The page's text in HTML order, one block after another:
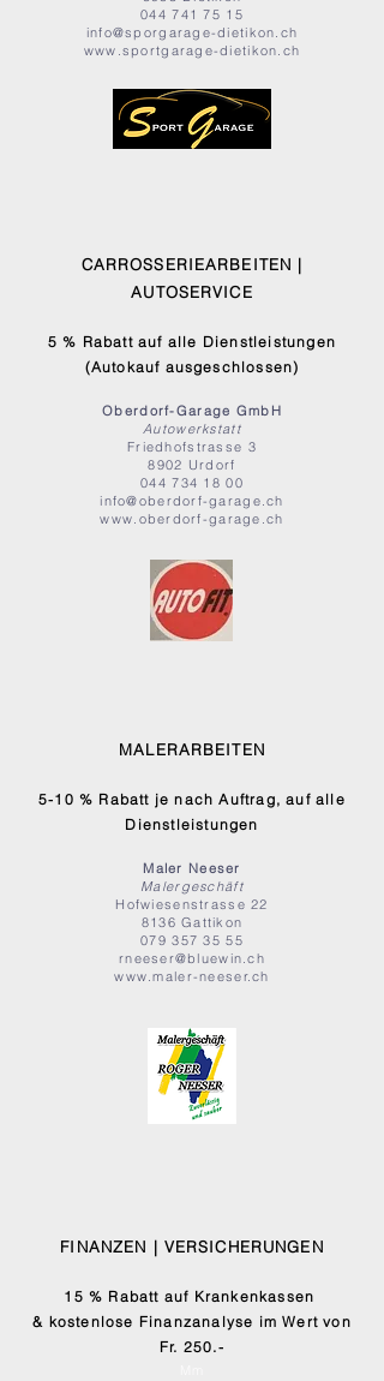
044 741 75 15
info@sporgarage-dietikon.ch
www.sportgarage-dietikon.ch
CARROSSERIEARBEITEN |
AUTOSERVICE
5 % Rabatt auf alle Dienstleistungen
(Autokauf ausgeschlossen)
Oberdorf-Garage GmbH
Autowerkstatt
Friedhofstrasse 3
8902 Urdorf
044 734 18 00
info@oberdorf-garage.ch
www.oberdorf-garage.ch
MALERARBEITEN
5-10 % Rabatt je nach Auftrag, auf alle
Dienstleistungen
Maler Neeser
Malergeschäft
Hofwiesenstrasse 22
8136 Gattikon
079 357 35 55
rneeser@bluewin.ch
www.maler-neeser.ch
FINANZEN | VERSICHERUNGEN
15 % Rabatt auf Krankenkassen
& kostenlose Finanzanalyse im Wert von
Fr. 250.-